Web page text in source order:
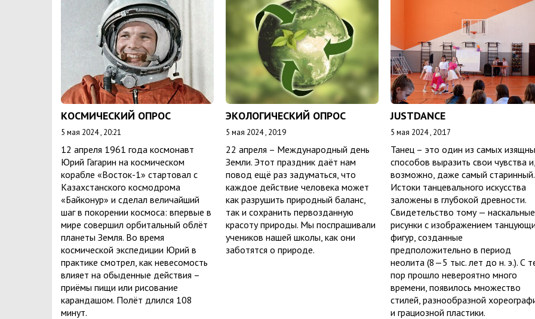
КОСМИЧЕСКИЙ ОПРОС
5 мая 2024 , 20:21
12 апреля 1961 года космонавт
Юрий Гагарин на космическом
корабле «Восток-1» стартовал с
Казахстанского космодрома
«Байконур» и сделал величайший
шаг в покорении космоса: впервые в
мире совершил орбитальный облёт
планеты Земля. Во время
космической экспедиции Юрий в
практике смотрел, как невесомость
влияет на обыденные действия –
приёмы пищи или рисование
карандашом. Полëт длился 108
минут.
ЭКОЛОГИЧЕСКИЙ ОПРОС
5 мая 2024 , 20:19
22 апреля – Международный день
Земли. Этот праздник даёт нам
повод ещё раз задуматься, что
каждое действие человека может
как разрушить природный баланс,
так и сохранить первозданную
красоту природы. Мы поспрашивали
учеников нашей школы, как они
заботятся о природе.
JUSTDANCE
5 мая 2024 , 20:17
Танец – это один из самых
способов выразить свои чувства и,
возможно, даже самый старинный.
Истоки танцевального искусства
заложены в глубокой древности.
Свидетельство тому — наскальные
рисунки с изображением
фигур, созданные
предположительно в период
неолита (8—5 тыс. лет до н. э.). С
пор прошло невероятно много
времени, появилось множество
стилей, разнообразной
и грациозной пластики.